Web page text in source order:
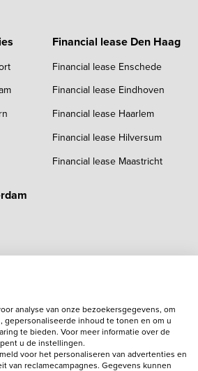
Financial lease Den Haag
Financial lease Enschede
Financial lease Eindhoven
Financial lease Haarlem
Financial lease Hilversum
Financial lease Maastricht
analyse van onze bezoekersgegevens, om
inhoud te tonen en om u
te bieden. Voor meer informatie over de
u de instellingen.
voor het personaliseren van advertenties en
van reclamecampagnes. Gegevens kunnen